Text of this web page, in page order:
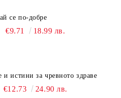
се по-добре
€9.71 18.99 лв.
и истини за чревното здраве
€12.73 24.90 лв.